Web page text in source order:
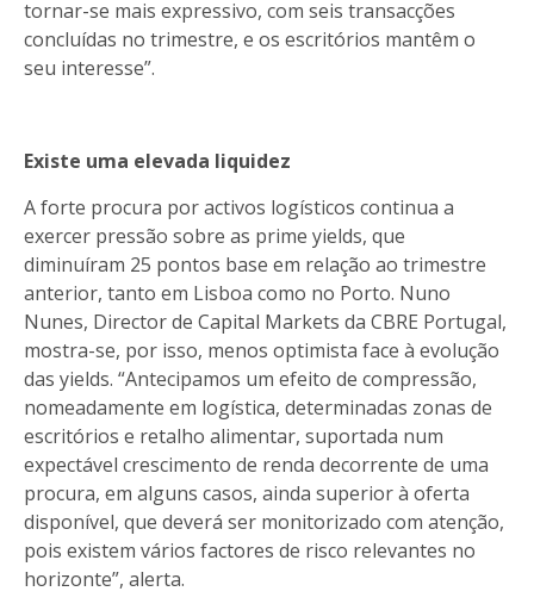
tornar-se mais expressivo, com seis transacções
concluídas no trimestre, e os escritórios mantêm o
seu interesse”.
Existe uma elevada liquidez
A forte procura por activos logísticos continua a
exercer pressão sobre as prime yields, que
diminuíram 25 pontos base em relação ao trimestre
anterior, tanto em Lisboa como no Porto. Nuno
Nunes, Director de Capital Markets da CBRE Portugal,
mostra-se, por isso, menos optimista face à evolução
das yields. “Antecipamos um efeito de compressão,
nomeadamente em logística, determinadas zonas de
escritórios e retalho alimentar, suportada num
expectável crescimento de renda decorrente de uma
procura, em alguns casos, ainda superior à oferta
disponível, que deverá ser monitorizado com atenção,
pois existem vários factores de risco relevantes no
horizonte”, alerta.